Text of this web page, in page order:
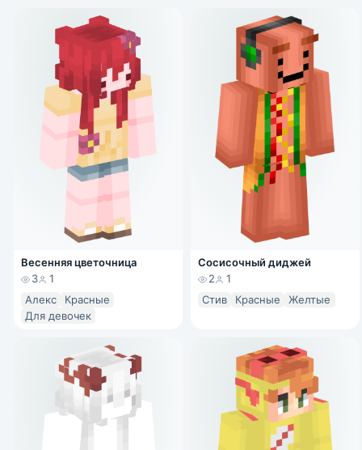
Весенняя цветочница
3
1
Алекс
Красные
Для девочек
Сосисочный диджей
2
1
Стив
Красные Желтые